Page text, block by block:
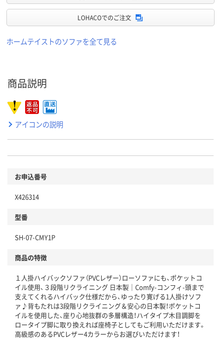
LOHACOでのご注文
ホームテイストのソファを全て見る
商品説明
アイコンの説明
お申込番号
X426314
型番
SH-07-CMY1P
商品の特徴
１人掛ハイバックソファ（PVCレザー）ローソファにも、ポケットコ
イル使用、３段階リクライニング 日本製｜Comfy-コンフィ-頭まで
支えてくれるハイバック仕様だから、ゆったり寛げる1人掛けソフ
ァ♪背もたれは3段階リクライニング＆安心の日本製！ポケットコ
イルを使用した、座り心地抜群の多層構造！ハイタイプ木目調脚を
ロータイプ脚に取り換えれば座椅子としてもご利用いただけます。
高級感のあるPVCレザー4カラーからお選びいただけます！